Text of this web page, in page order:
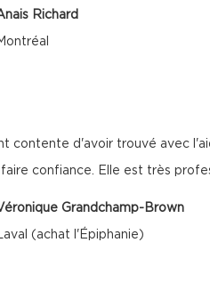
Richard
contente d'avoir trouvé avec
confiance. Elle est très
Grandchamp-Brown
(achat l'Épiphanie)